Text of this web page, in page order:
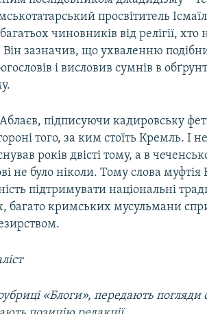
просвітитель
чиновників від релігії, хто
Він зазначив, що ухваленню
і висловив сумнів в
підписуючи кадировську
того, за ким стоїть Кремль.
років двісті тому, а в
не було ніколи. Тому слова
підтримувати національні
багато кримських мусульмани
«Блоги», передають погляди